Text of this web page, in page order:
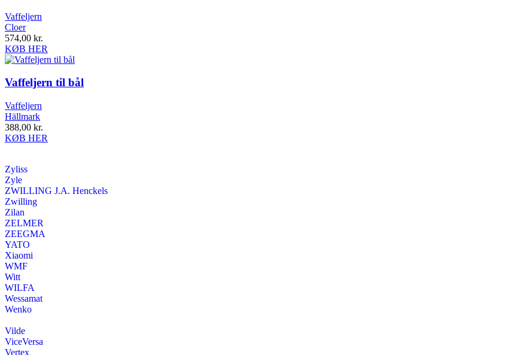
Vaffeljern
Cloer
574,00 kr.
KØB HER
Vaffeljern til bål
Vaffeljern
Hällmark
388,00 kr.
KØB HER
Zyliss
Zyle
ZWILLING J.A. Henckels
Zwilling
Zilan
ZELMER
ZEEGMA
YATO
Xiaomi
WMF
Witt
WILFA
Wessamat
Wenko
Vilde
ViceVersa
Vertex